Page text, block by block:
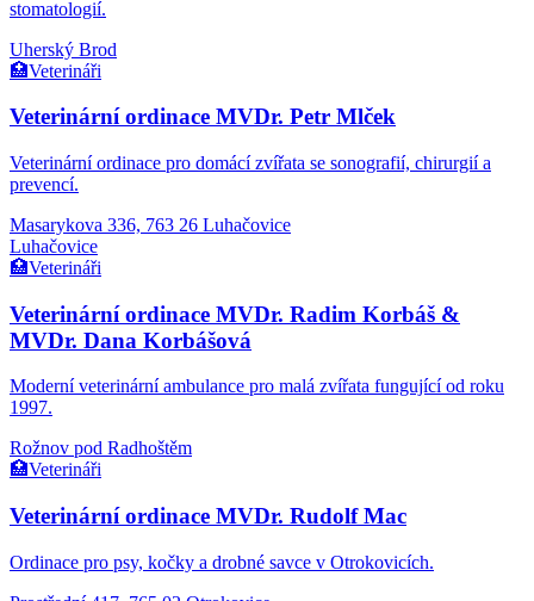
stomatologií.
Uherský Brod
🏥Veterináři
Veterinární ordinace MVDr. Petr Mlček
Veterinární ordinace pro domácí zvířata se sonografií, chirurgií a
prevencí.
Masarykova 336, 763 26 Luhačovice
Luhačovice
🏥Veterináři
Veterinární ordinace MVDr. Radim Korbáš &
MVDr. Dana Korbášová
Moderní veterinární ambulance pro malá zvířata fungující od roku
1997.
Rožnov pod Radhoštěm
🏥Veterináři
Veterinární ordinace MVDr. Rudolf Mac
Ordinace pro psy, kočky a drobné savce v Otrokovicích.